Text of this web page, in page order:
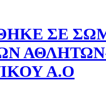
ΣΕ
Α.Ο